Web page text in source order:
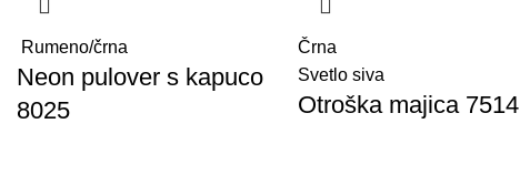
Rumeno/črna
Neon pulover s kapuco
8025
Črna
Svetlo siva
Otroška majica 7514